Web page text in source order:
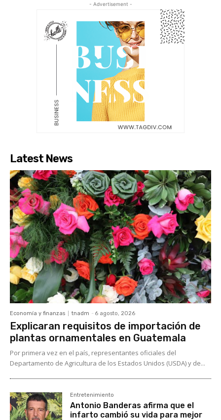
- Advertisement -
Latest News
Economía y finanzas tnadm - 6 agosto, 2026
Explicaran requisitos de importación de
plantas ornamentales en Guatemala
Por primera vez en el país, representantes oficiales del
Departamento de Agricultura de los Estados Unidos (USDA) y de...
Entretenimiento
Antonio Banderas afirma que el
infarto cambió su vida para mejor